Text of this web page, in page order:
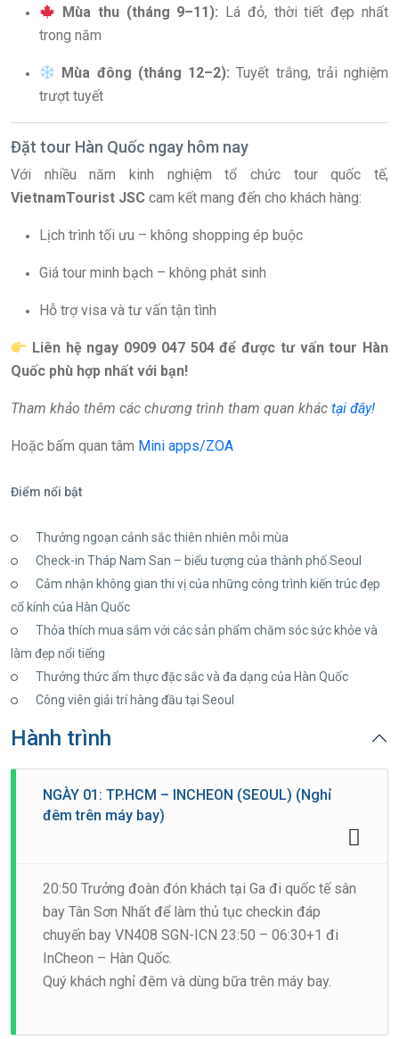
Mùa thu (tháng 9–11): Lá đỏ, thời tiết đẹp nhất
trong năm
Mùa đông (tháng 12–2): Tuyết trắng, trải nghiệm
trượt tuyết
Đặt tour Hàn Quốc ngay hôm nay
Với nhiều năm kinh nghiệm tổ chức tour quốc tế,
VietnamTourist JSC cam kết mang đến cho khách hàng:
Lịch trình tối ưu – không shopping ép buộc
Giá tour minh bạch – không phát sinh
Hỗ trợ visa và tư vấn tận tình
Liên hệ ngay 0909 047 504 để được tư vấn tour Hàn
Quốc phù hợp nhất với bạn!
Tham khảo thêm các chương trình tham quan khác tại đây!
Hoặc bấm quan tâm Mini apps/ZOA
Điểm nổi bật
Thưởng ngoạn cảnh sắc thiên nhiên mỗi mùa
Check-in Tháp Nam San – biểu tượng của thành phố Seoul
Cảm nhận không gian thi vị của những công trình kiến trúc đẹp
cổ kính của Hàn Quốc
Thỏa thích mua sắm với các sản phẩm chăm sóc sức khỏe và
làm đẹp nổi tiếng
Thưởng thức ẩm thực đặc sắc và đa dạng của Hàn Quốc
Công viên giải trí hàng đầu tại Seoul
Hành trình
NGÀY 01: TP.HCM – INCHEON (SEOUL) (Nghỉ
đêm trên máy bay)
20:50 Trưởng đoàn đón khách tại Ga đi quốc tế sân
bay Tân Sơn Nhất để làm thủ tục checkin đáp
chuyến bay VN408 SGN-ICN 23:50 – 06:30+1 đi
InCheon – Hàn Quốc.
Quý khách nghỉ đêm và dùng bữa trên máy bay.